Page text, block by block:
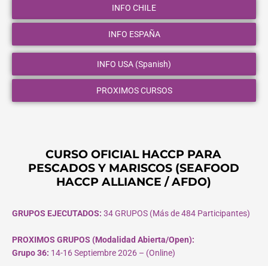
INFO CHILE
INFO ESPAÑA
INFO USA (Spanish)
PROXIMOS CURSOS
CURSO OFICIAL HACCP PARA
PESCADOS Y MARISCOS (SEAFOOD
HACCP ALLIANCE / AFDO)
GRUPOS EJECUTADOS: 34 GRUPOS (Más de 484 Participantes)
PROXIMOS GRUPOS (Modalidad Abierta/Open):
Grupo 36: 14-16 Septiembre 2026 – (Online)